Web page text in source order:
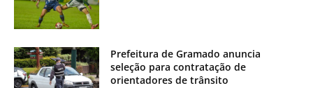
Prefeitura de Gramado anuncia
seleção para contratação de
orientadores de trânsito